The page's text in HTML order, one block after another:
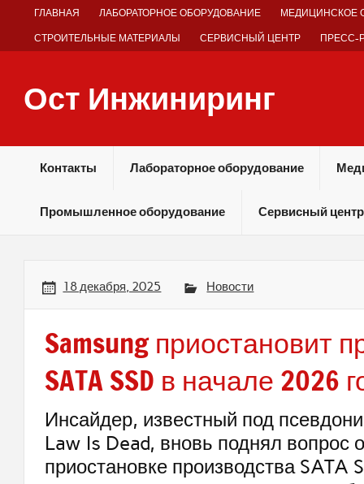
ГЛАВНАЯ ЛАБОРАТОРНОЕ ОБОРУДОВАНИЕ МЕДИЦИНСКОЕ
СТРОИТЕЛЬНЫЕ МАТЕРИАЛЫ СЕРВИСНЫЙ ЦЕНТР ПРЕСС-
Ост Инжиниринг
Контакты Лабораторное оборудование
Промышленное оборудование Сервисный центр
18 декабря, 2025 Новости
Samsung приостановит
SATA SSD в начале 2026
Инсайдер, известный под
Law Is Dead, вновь поднял вопрос
приостановке производства SATA